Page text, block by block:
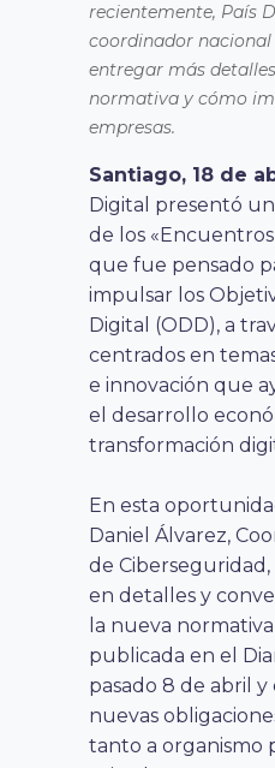
recientemente, País
coordinador
entregar más
normativa y cómo
empresas.
Santiago, 18 de
Digital presentó
de los
que fue pensado
impulsar los
Digital (ODD), a
centrados en
e innovación que
el desarrollo
transformación
En esta
Daniel Álvarez,
de
en detalles y
la nueva
publicada en el
pasado 8 de abril
nuevas
tanto a organismo